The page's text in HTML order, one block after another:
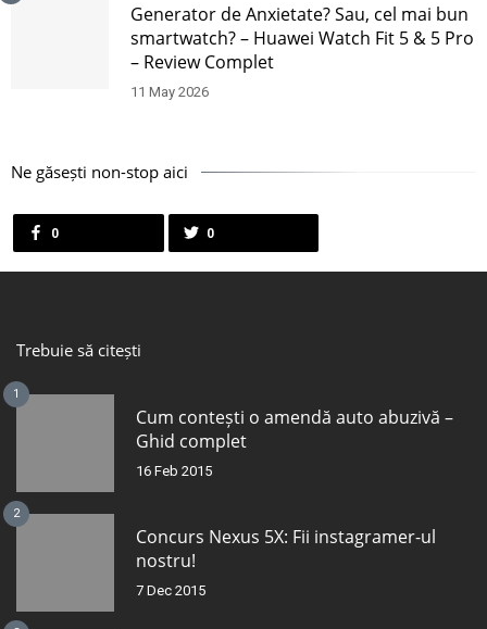
Generator de Anxietate? Sau, cel mai bun
smartwatch? – Huawei Watch Fit 5 & 5 Pro
– Review Complet
11 May 2026
Ne găsești non-stop aici
0 0
Trebuie să citești
1
Cum contești o amendă auto abuzivă –
Ghid complet
16 Feb 2015
2
Concurs Nexus 5X: Fii instagramer-ul
nostru!
7 Dec 2015